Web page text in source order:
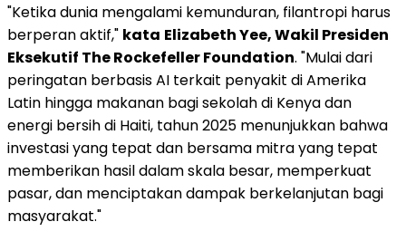
"Ketika dunia mengalami kemunduran, filantropi harus
berperan aktif," kata Elizabeth Yee, Wakil Presiden
Eksekutif The Rockefeller Foundation. "Mulai dari
peringatan berbasis AI terkait penyakit di Amerika
Latin hingga makanan bagi sekolah di Kenya dan
energi bersih di Haiti, tahun 2025 menunjukkan bahwa
investasi yang tepat dan bersama mitra yang tepat
memberikan hasil dalam skala besar, memperkuat
pasar, dan menciptakan dampak berkelanjutan bagi
masyarakat."